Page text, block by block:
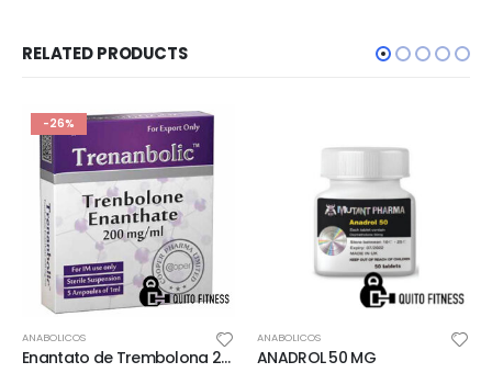
RELATED PRODUCTS
-26%
ANABOLICOS
Enantato de Trembolona 200mg 5ml Cooper Pharma
ANABOLICOS
ANADROL 50 MG